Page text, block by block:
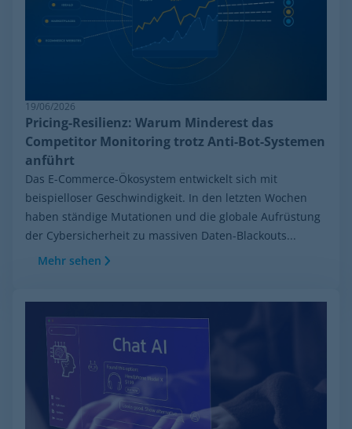
19/06/2026
Pricing-Resilienz: Warum Minderest das
Competitor Monitoring trotz Anti-Bot-Systemen
anführt
Das E-Commerce-Ökosystem entwickelt sich mit
beispielloser Geschwindigkeit. In den letzten Wochen
haben ständige Mutationen und die globale Aufrüstung
der Cybersicherheit zu massiven Daten-Blackouts...
Mehr sehen